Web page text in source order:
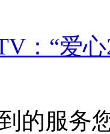
：“爱
的服务